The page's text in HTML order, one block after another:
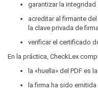
garantizar la
acreditar al firmante
la clave privada de
verificar el certificado
En la práctica, CheckLex
la «huella» del PDF es
la firma ha sido